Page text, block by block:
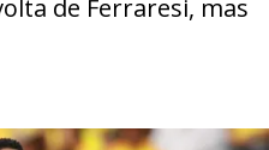
de Ferraresi, mas